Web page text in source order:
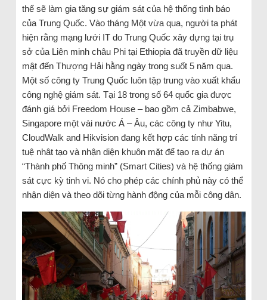
thể sẽ làm gia tăng sự giám sát của hệ thống tình báo
của Trung Quốc. Vào tháng Một vừa qua, người ta phát
hiện rằng mạng lưới IT do Trung Quốc xây dựng tại trụ
sở của Liên minh châu Phi tại Ethiopia đã truyền dữ liệu
mật đến Thượng Hải hằng ngày trong suốt 5 năm qua.
Một số công ty Trung Quốc luôn tập trung vào xuất khẩu
công nghệ giám sát. Tại 18 trong số 64 quốc gia được
đánh giá bởi Freedom House – bao gồm cả Zimbabwe,
Singapore một vài nước Á – Âu, các công ty như Yitu,
CloudWalk and Hikvision đang kết hợp các tính năng trí
tuệ nhât tạo và nhận diện khuôn mặt để tạo ra dự án
“Thành phố Thông minh” (Smart Cities) và hệ thống giám
sát cực kỳ tinh vi. Nó cho phép các chính phủ này có thể
nhận diện và theo dõi từng hành động của mỗi công dân.